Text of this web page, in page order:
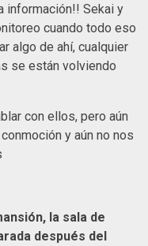
información!! Sekai y
cuando todo eso
algo de ahí, cualquier
se están volviendo
con ellos, pero aún
y aún no nos
la sala de
después del